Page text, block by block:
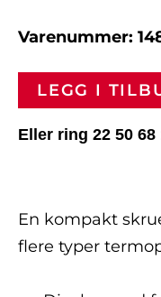
Varenummer:
LEGG I
Eller ring 22 50
En kompakt
flere typer